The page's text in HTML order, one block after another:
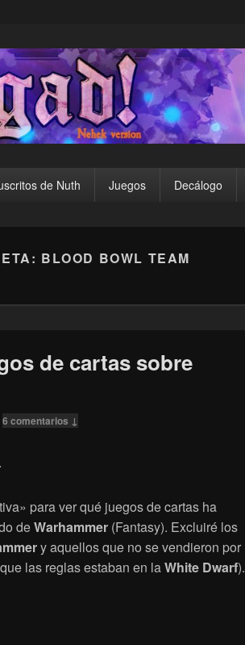
de Nuth Juegos Decálogo
BLOOD BOWL TEAM
de cartas sobre
6 comentarios ↓
para ver qué juegos de cartas ha
deWarhammer (Fantasy). Excluiré los
y aquellos que no se vendieron por
las reglas estaban en laWhite Dwarf).
de cartas sobre Warhammer